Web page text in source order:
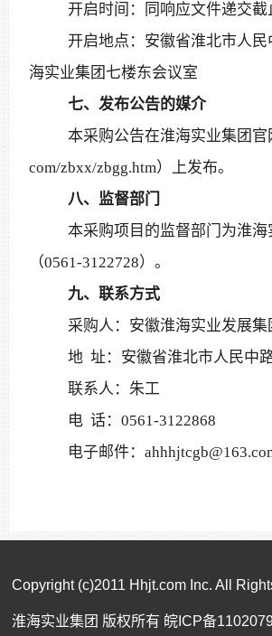
开启时间：同响应文件递交截
开启地点：安徽省淮北市人民
海实业集团七楼东会议室
七、发布公告的媒介
本采购公告在淮海实业集团官
com/zbxx/zbgg.htm）上发布。
八、监督部门
本采购项目的监督部门为淮
（0561-3122728）。
九、联系方式
采购人： 安徽淮海实业发展集
地 址： 安徽省淮北市人民中
联系人：朱工
电 话：0561-3122868
电子邮件：ahhhjtcgb@
Copyright (c)2011 Hhjt.com Inc. All
淮海实业集团 版权所有 皖ICP备